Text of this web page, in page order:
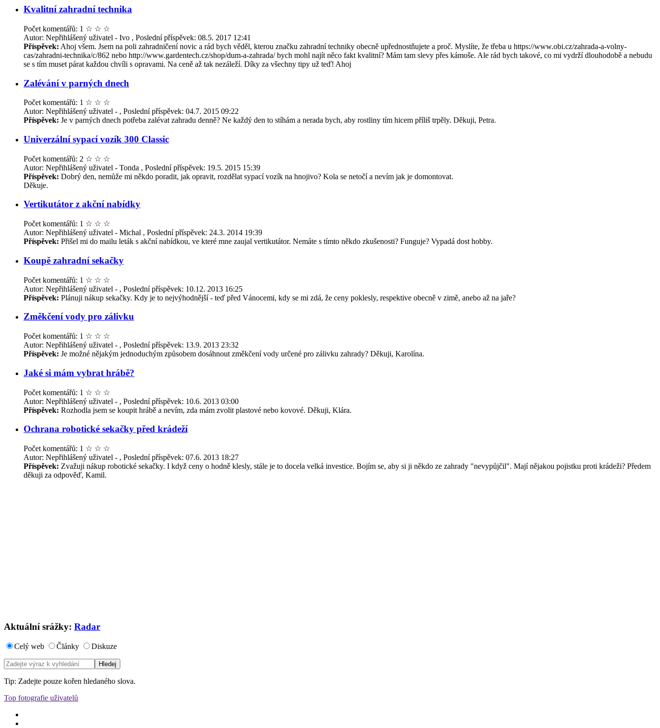
Kvalitní zahradní technika
Počet komentářů: 1 ☆ ☆ ☆
Autor: Nepřihlášený uživatel - Ivo , Poslední příspěvek: 08.5. 2017 12:41
Příspěvek: Ahoj všem. Jsem na poli zahradničení novic a rád bych věděl, kterou značku zahradní techniky obecně upřednostňujete a proč. Myslíte, že třeba u https://www.obi.cz/zahrada-a-volny-
cas/zahradni-technika/c/862 nebo http://www.gardentech.cz/shop/dum-a-zahrada/ bych mohl najít něco fakt kvalitní? Mám tam slevy přes kámoše. Ale rád bych takové, co mi vydrží dlouhodobě a nebudu
se s tím muset párat každou chvíli s opravami. Na ceně až tak nezáleží. Díky za všechny tipy už teď! Ahoj
Zalévání v parných dnech
Počet komentářů: 1 ☆ ☆ ☆
Autor: Nepřihlášený uživatel - , Poslední příspěvek: 04.7. 2015 09:22
Příspěvek: Je v parných dnech potřeba zalévat zahradu denně? Ne každý den to stíhám a nerada bych, aby rostliny tím hicem příliš trpěly. Děkuji, Petra.
Univerzální sypací vozík 300 Classic
Počet komentářů: 2 ☆ ☆ ☆
Autor: Nepřihlášený uživatel - Tonda , Poslední příspěvek: 19.5. 2015 15:39
Příspěvek: Dobrý den, nemůže mi někdo poradit, jak opravit, rozdělat sypací vozík na hnojivo? Kola se netočí a nevím jak je domontovat.
Děkuje.
Vertikutátor z akční nabídky
Počet komentářů: 1 ☆ ☆ ☆
Autor: Nepřihlášený uživatel - Michal , Poslední příspěvek: 24.3. 2014 19:39
Příspěvek: Přišel mi do mailu leták s akční nabídkou, ve které mne zaujal vertikutátor. Nemáte s tímto někdo zkušenosti? Funguje? Vypadá dost hobby.
Koupě zahradní sekačky
Počet komentářů: 1 ☆ ☆ ☆
Autor: Nepřihlášený uživatel - , Poslední příspěvek: 10.12. 2013 16:25
Příspěvek: Plánuji nákup sekačky. Kdy je to nejvýhodnější - teď před Vánocemi, kdy se mi zdá, že ceny poklesly, respektive obecně v zimě, anebo až na jaře?
Změkčení vody pro zálivku
Počet komentářů: 1 ☆ ☆ ☆
Autor: Nepřihlášený uživatel - , Poslední příspěvek: 13.9. 2013 23:32
Příspěvek: Je možné nějakým jednoduchým způsobem dosáhnout změkčení vody určené pro zálivku zahrady? Děkuji, Karolína.
Jaké si mám vybrat hrábě?
Počet komentářů: 1 ☆ ☆ ☆
Autor: Nepřihlášený uživatel - , Poslední příspěvek: 10.6. 2013 03:00
Příspěvek: Rozhodla jsem se koupit hrábě a nevím, zda mám zvolit plastové nebo kovové. Děkuji, Klára.
Ochrana robotické sekačky před krádeží
Počet komentářů: 1 ☆ ☆ ☆
Autor: Nepřihlášený uživatel - , Poslední příspěvek: 07.6. 2013 18:27
Příspěvek: Zvažuji nákup robotické sekačky. I když ceny o hodně klesly, stále je to docela velká investice. Bojím se, aby si ji někdo ze zahrady "nevypůjčil". Mají nějakou pojistku proti krádeži? Předem
děkuji za odpověď, Kamil.
Aktuální srážky: Radar
Celý web Články Diskuze
Tip: Zadejte pouze kořen hledaného slova.
Top fotografie uživatelů